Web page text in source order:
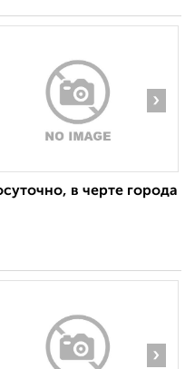
›
в черте города
›